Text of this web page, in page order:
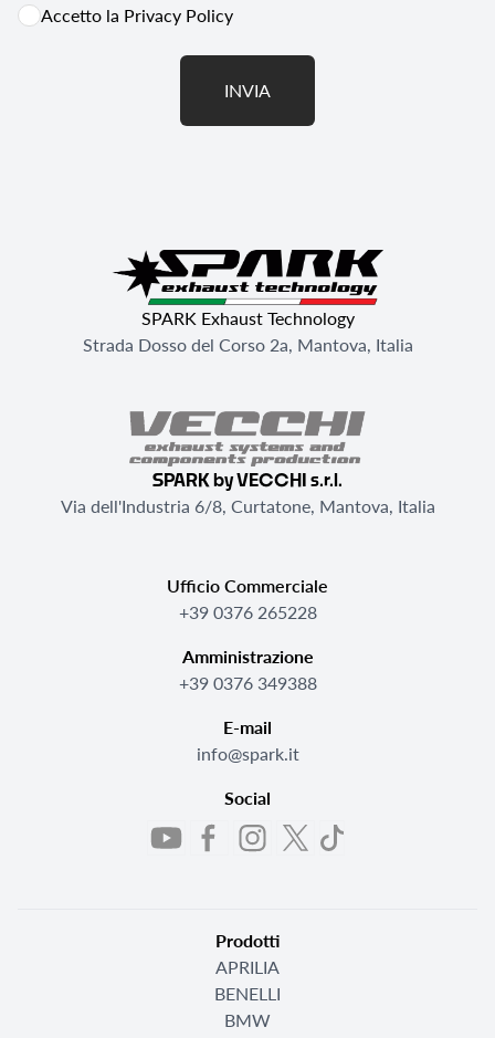
Accetto la Privacy Policy
INVIA
SPARK Exhaust Technology
Strada Dosso del Corso 2a, Mantova, Italia
SPARK by VECCHI s.r.l.
Via dell'Industria 6/8, Curtatone, Mantova, Italia
Ufficio Commerciale
+39 0376 265228
Amministrazione
+39 0376 349388
E-mail
info@spark.it
Social
Prodotti
APRILIA
BENELLI
BMW